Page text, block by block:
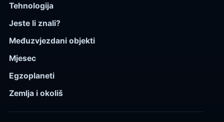
Tehnologija
Jeste li znali?
Međuzvjezdani objekti
Mjesec
Egzoplaneti
Zemlja i okoliš